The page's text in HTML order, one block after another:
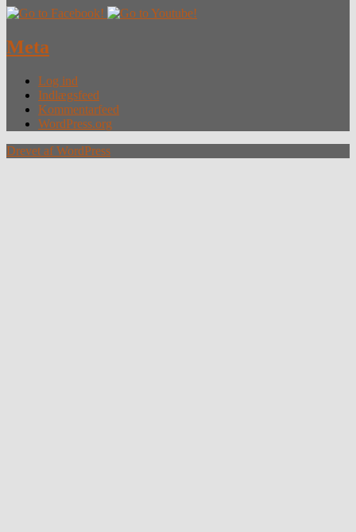
Meta
Log ind
Indlægsfeed
Kommentarfeed
WordPress.org
Drevet af WordPress